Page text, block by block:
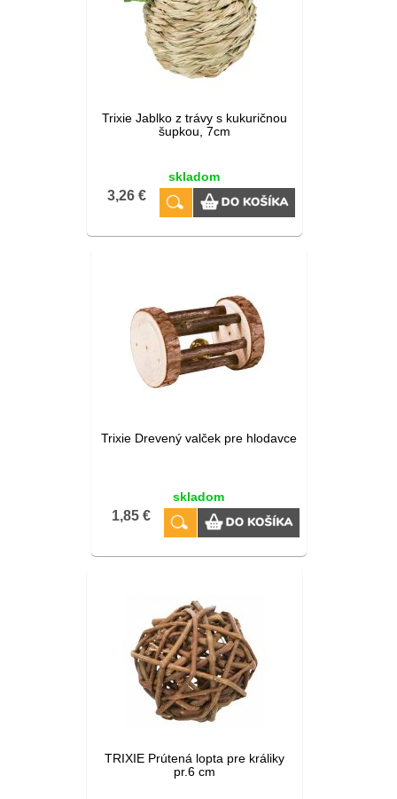
Trixie Jablko z trávy s kukuričnou
šupkou, 7cm
skladom
3,26 €
Trixie Drevený valček pre hlodavce
skladom
1,85 €
TRIXIE Prútená lopta pre králiky
pr.6 cm